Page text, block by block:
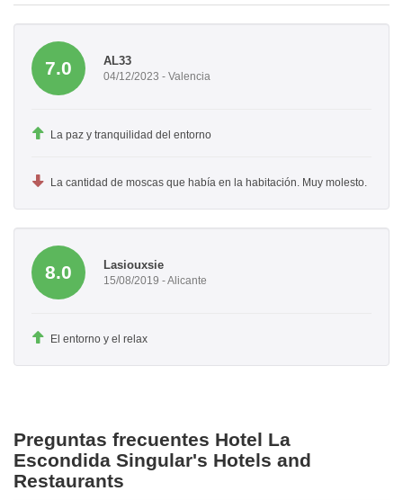
7.0 AL33
04/12/2023 - Valencia
La paz y tranquilidad del entorno
La cantidad de moscas que había en la habitación. Muy molesto.
8.0 Lasiouxsie
15/08/2019 - Alicante
El entorno y el relax
Preguntas frecuentes Hotel La
Escondida Singular's Hotels and
Restaurants